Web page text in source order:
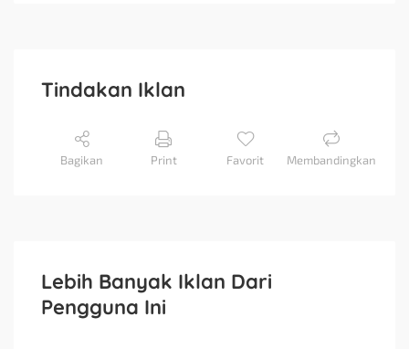
Tindakan Iklan
Bagikan Print Favorit Membandingkan
Lebih Banyak Iklan Dari
Pengguna Ini